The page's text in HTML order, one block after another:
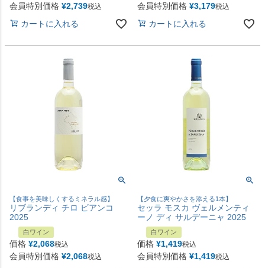
会員特別価格 ¥2,739税込
カートに入れる
会員特別価格 ¥3,179税込
カートに入れる
【食事を美味しくするミネラル感】
リブランディ チロ ビアンコ
2025
白ワイン
価格 ¥2,068税込
会員特別価格 ¥2,068税込
【夕食に爽やかさを添える1本】
セッラ モスカ ヴェルメンティ
ーノ ディ サルデーニャ 2025
白ワイン
価格 ¥1,419税込
会員特別価格 ¥1,419税込